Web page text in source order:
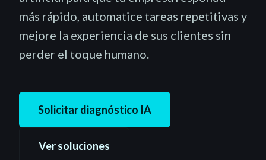
más rápido, automatice tareas repetitivas y
mejore la experiencia de sus clientes sin
perder el toque humano.
Solicitar diagnóstico IA
Ver soluciones